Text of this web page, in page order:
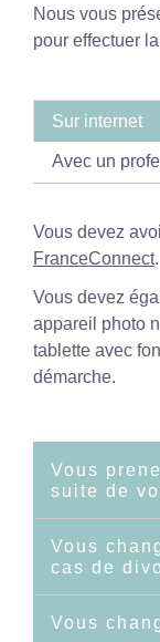
Nous vous
pour effectuer
Sur internet
Avec un
Vous devez
FranceConnect.
Vous devez
appareil photo
tablette avec
démarche.
Vous
suite de
Vous
cas de
Vous